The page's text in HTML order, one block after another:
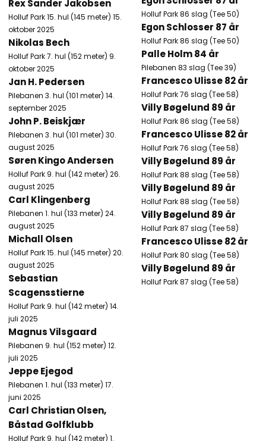
Rex Sander Jakobsen
Holluf Park 15. hul (145 meter) 15.
oktober 2025
Nikolas Bech
Holluf Park 7. hul (152 meter) 9.
oktober 2025​
Jan H. Pedersen
Pilebanen 3. hul (101 meter) 14.
september 2025​
John P. Beiskjær
Pilebanen 3. hul (101 meter) 30.
august 2025​
Søren Kingo Andersen
Holluf Park 9. hul (142 meter) 26.
august 2025
Carl Klingenberg
Pilebanen 1. hul (133 meter) 24.
august 2025
Michall Olsen
Holluf Park 15. hul (145 meter) 20.
august 2025
Sebastian
Scagensstierne
Holluf Park 9. hul (142 meter) 14.
juli 2025
Magnus Vilsgaard
Pilebanen 9. hul (152 meter) 12.
juli 2025​
Jeppe Ejegod
Pilebanen 1. hul (133 meter) 17.
juni 2025
Carl Christian Olsen,
Båstad Golfklubb
Holluf Park 9. hul (142 meter) 1.
Holluf Park 86 slag (Tee 50)
Egon Schlosser 87 år
Holluf Park 86 slag (Tee 50)
Palle Holm 84 år
Pilebanen 83 slag (Tee 39)
Francesco Ulisse 82 år
Holluf Park​ 76 slag (Tee 58)
Villy Bøgelund 89 år
Holluf Park​ 86 slag (Tee 58)
Francesco Ulisse 82 år
Holluf Park​ 76 slag (Tee 58)
Villy Bøgelund 89 år
Holluf Park​ 88 slag (Tee 58)
Villy Bøgelund 89 år
Holluf Park​ 88 slag (Tee 58)
Villy Bøgelund 89 år
Holluf Park​ 87 slag (Tee 58)
Francesco Ulisse 82 år
Holluf Park​ 80 slag (Tee 58)
Villy Bøgelund 89 år
Holluf Park​ 87 slag (Tee 58)